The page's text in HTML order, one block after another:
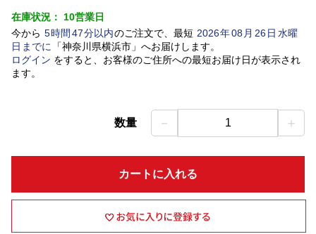
在庫状況： 10営業日
今から 5時間 47分以内のご注文で、最短 2026年08 月 26日水曜
日 までに 「神奈川県横浜市」 へお届けします。
ログイン をすると、お客様のご住所への最短お届け日が表示され
ます。
数量 － 1 ＋
カートに入れる